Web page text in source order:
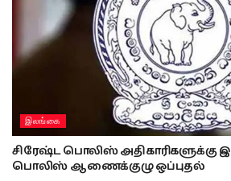
இலங்கை
சிரேஷ்ட பொலிஸ் அதிகாரிகளுக்கு
பொலிஸ் ஆணைக்குழு ஒப்புதல்